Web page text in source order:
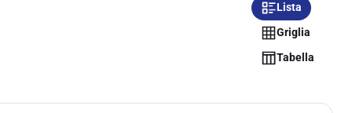
Lista
Griglia
Tabella